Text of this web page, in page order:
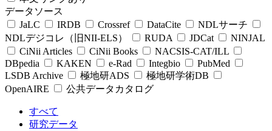
データソース
JaLC
IRDB Crossref DataCite
NDLサーチ
NDLデジコレ（旧NII-ELS）
RUDA JDCat
NINJAL
CiNii Articles
CiNii Books
NACSIS-CAT/ILL
DBpedia
KAKEN e-Rad Integbio
PubMed
LSDB Archive
極地研ADS
極地研学術DB
OpenAIRE
公共データカタログ
すべて
研究データ